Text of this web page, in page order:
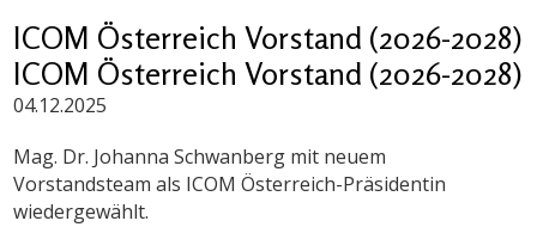
ICOM Österreich Vorstand (2026-2028)
ICOM Österreich Vorstand (2026-2028)
04.12.2025
Mag. Dr. Johanna Schwanberg mit neuem
Vorstandsteam als ICOM Österreich-Präsidentin
wiedergewählt.